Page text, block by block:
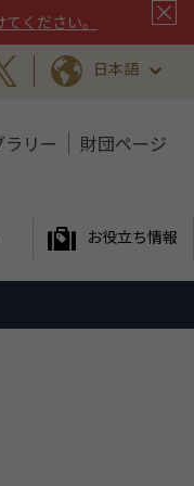
ください。
日本語
リー 財団ページ
お役立ち情報